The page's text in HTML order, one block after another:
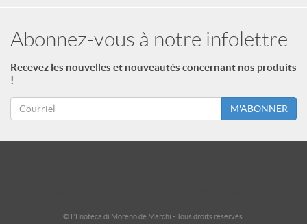
Abonnez-vous à notre infolettre
Recevez les nouvelles et nouveautés concernant nos produits
!
M'ABONNER
© L'Enoteca di Moreno de Marchi - Tous droits réservés.